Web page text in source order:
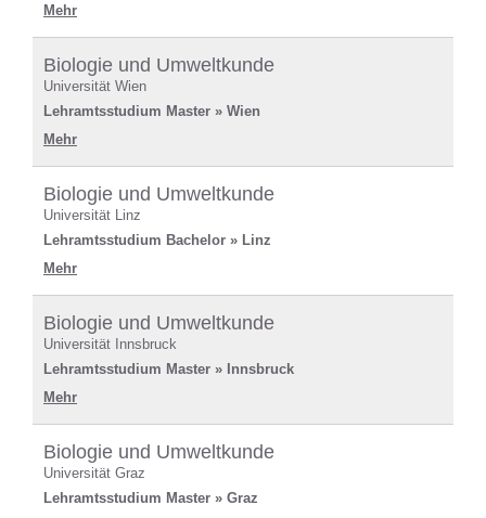
Mehr
Biologie und Umweltkunde
Universität Wien
Lehramtsstudium Master » Wien
Mehr
Biologie und Umweltkunde
Universität Linz
Lehramtsstudium Bachelor » Linz
Mehr
Biologie und Umweltkunde
Universität Innsbruck
Lehramtsstudium Master » Innsbruck
Mehr
Biologie und Umweltkunde
Universität Graz
Lehramtsstudium Master » Graz